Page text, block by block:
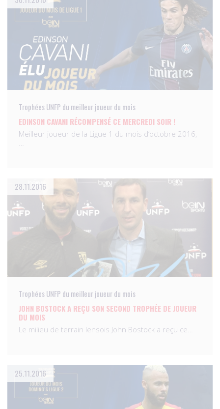
Trophées UNFP du meilleur joueur du mois
EDINSON CAVANI RÉCOMPENSÉ CE MERCREDI SOIR !
Meilleur joueur de la Ligue 1 du mois d’octobre 2016,
…
28.11.2016
Trophées UNFP du meilleur joueur du mois
JOHN BOSTOCK A REÇU SON SECOND TROPHÉE DE JOUEUR
DU MOIS
Le milieu de terrain lensois John Bostock a reçu ce…
25.11.2016